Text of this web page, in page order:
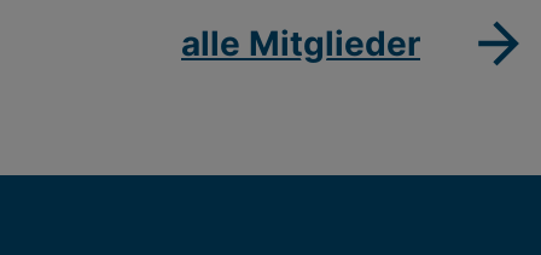
alle Mitglieder